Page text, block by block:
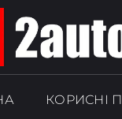
КОРИСНІ